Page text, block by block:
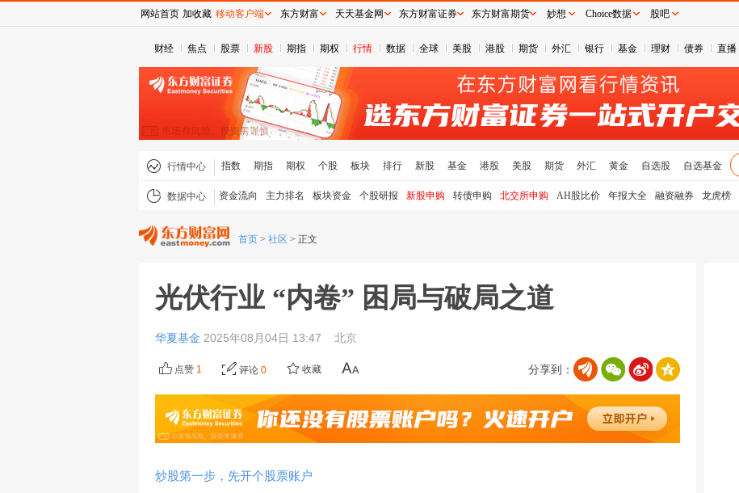
财经 焦点 股票 新股 期指 期权 行情 数据 全球 美股 港股 期货 外汇 银行 基金 理财 债券 直播
行情中心 指数 期指 期权 个股 板块 排行 新股 基金 港股 美股 期货 外汇 黄金 自选股 自选基金
数据中心 资金流向 主力排名 板块资金 个股研报 新股申购 转债申购 北交所申购 AH股比价 年报大全 融资融券 龙虎榜
首页 > 社区 > 正文
光伏行业 “内卷” 困局与破局之道
华夏基金 2025年08月04日 13:47 北京
分享到：
点赞 1 评论 0 收藏
炒股第一步，先开个股票账户
网站首页 加收藏 移动客户端 东方财富 天天基金网 东方财富证券 东方财富期货 妙想 Choice数据 股吧